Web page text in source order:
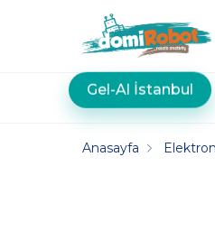
Gel-Al İstanbul
Anasayfa